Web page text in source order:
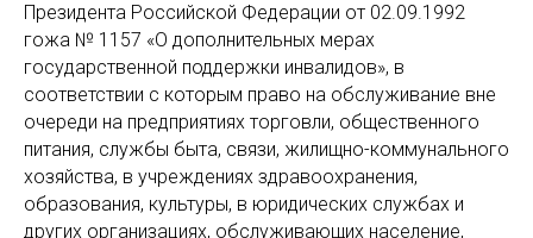
Президента Российской Федерации от 02.09.1992
гожа № 1157 «О дополнительных мерах
государственной поддержки инвалидов», в
соответствии с которым право на обслуживание вне
очереди на предприятиях торговли, общественного
питания, службы быта, связи, жилищно-коммунального
хозяйства, в учреждениях здравоохранения,
образования, культуры, в юридических службах и
других организациях, обслуживающих население,